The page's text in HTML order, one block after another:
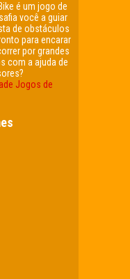
é um jogo de
você a guiar
de obstáculos
para encarar
por grandes
com a ajuda de
Jogos de